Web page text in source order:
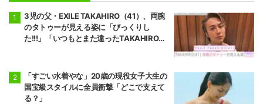
3児の父・EXILE TAKAHIRO（41）、両腕
のタトゥーが見える姿に「びっくりし
た!!!」「いつもとまた違ったTAKAHIROさ
「すごい水着やな」20歳の現役女子大生の
国宝級スタイルに全員衝撃「どこで支えて
る？」